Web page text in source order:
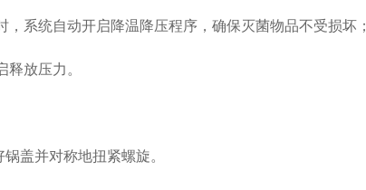
统自动开启降温降压程序，确保灭菌物品不受损坏；
放压力。
盖并对称地扭紧螺旋。